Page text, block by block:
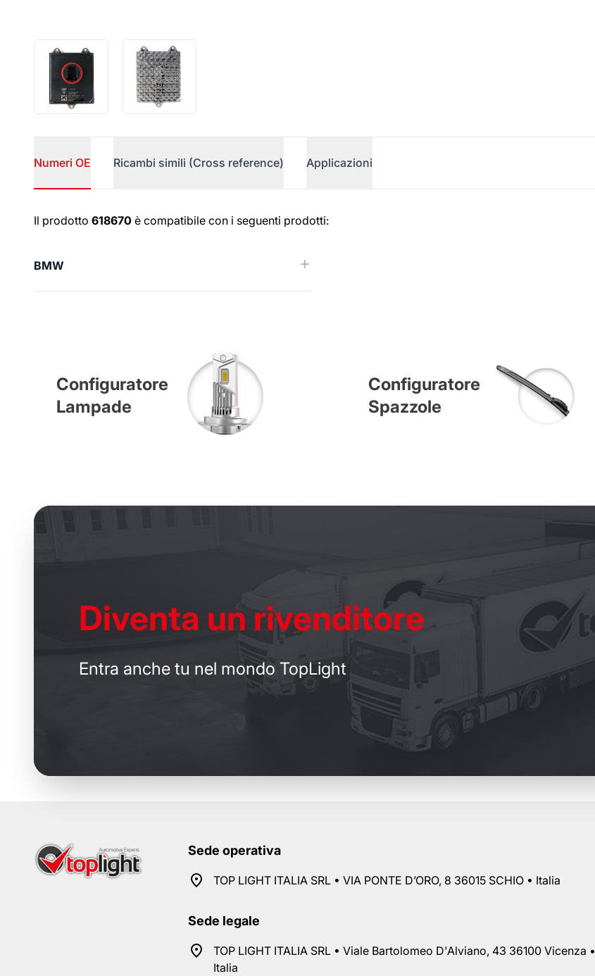
Numeri OE Ricambi simili (Cross reference) Applicazioni
Numeri OE
Il prodotto 618670 è compatibile con i seguenti prodotti:
BMW
Configuratore
Lampade
Configuratore
Spazzole
Diventa un rivenditore
Entra anche tu nel mondo TopLight
Sede operativa
TOP LIGHT ITALIA SRL • VIA PONTE D’ORO, 8 36015 SCHIO • Italia
Sede legale
TOP LIGHT ITALIA SRL • Viale Bartolomeo D'Alviano, 43 36100 Vicenza •
Italia